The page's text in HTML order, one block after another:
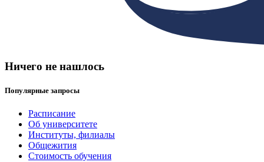
Ничего не нашлось
Популярные запросы
Расписание
Об университете
Институты, филиалы
Общежития
Стоимость обучения